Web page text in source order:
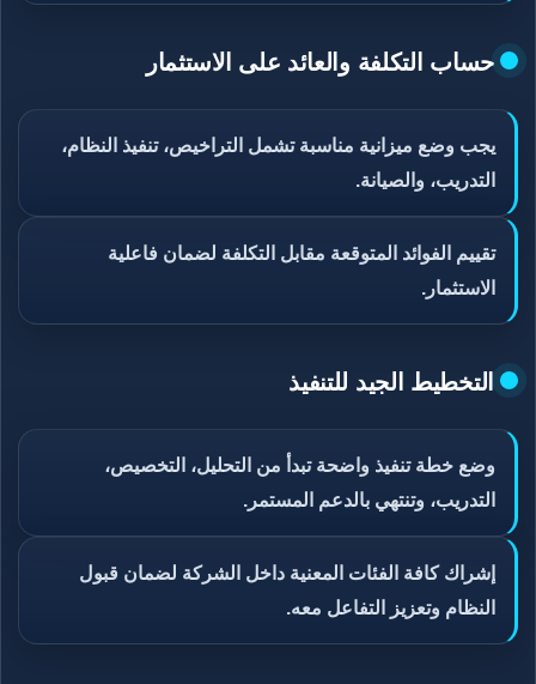
حساب التكلفة والعائد على الاستثمار
يجب وضع ميزانية مناسبة تشمل التراخيص، تنفيذ النظام،
التدريب، والصيانة.
تقييم الفوائد المتوقعة مقابل التكلفة لضمان فاعلية
الاستثمار.
التخطيط الجيد للتنفيذ
وضع خطة تنفيذ واضحة تبدأ من التحليل، التخصيص،
التدريب، وتنتهي بالدعم المستمر.
إشراك كافة الفئات المعنية داخل الشركة لضمان قبول
النظام وتعزيز التفاعل معه.